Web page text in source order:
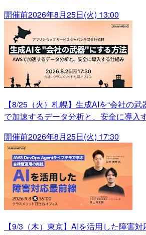
開催前2026年8月25日(火) 13:00
【8/25（火）札幌】生成AIを“会社の
で加速するデータ分析と、安全に導入
開催前2026年8月25日(火) 17:30
【9/3（木）東京】AIを活用した障害